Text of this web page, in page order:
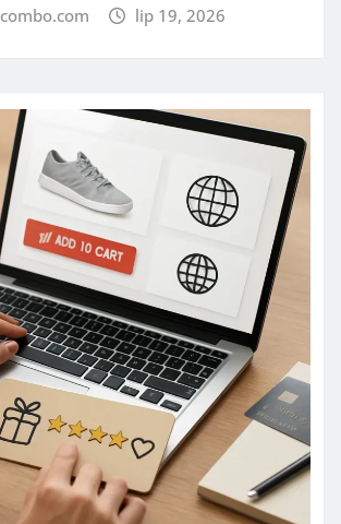
lip 19, 2026